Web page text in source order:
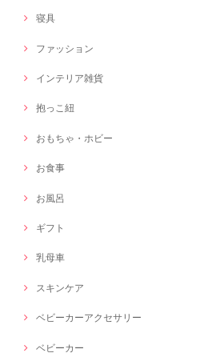
寝具
ファッション
インテリア雑貨
抱っこ紐
おもちゃ・ホビー
お食事
お風呂
ギフト
乳母車
スキンケア
ベビーカーアクセサリー
ベビーカー